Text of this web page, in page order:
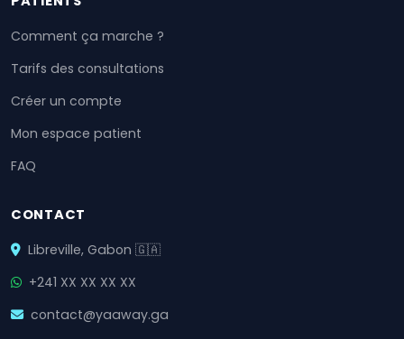
Comment ça marche ?
Tarifs des consultations
Créer un compte
Mon espace patient
FAQ
CONTACT
Libreville, Gabon 🇬🇦
+241 XX XX XX XX
contact@yaaway.ga